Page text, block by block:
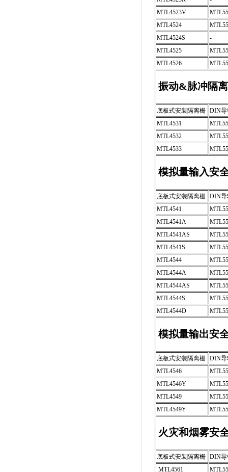
MTL4523V
MTL4524
MTL4524S
-
MTL4525
MTL4526
振动&脉冲隔
底板式安装隔离栅 DIN导
MTL4531
MTL4532
MTL4533
模拟量输入安
底板式安装隔离栅 DIN导
MTL4541
MTL4541A
MTL4541AS
MTL4541S
MTL4544
MTL4544A
MTL4544AS
MTL4544S
MTL4544D
模拟量输出安
底板式安装隔离栅 DIN导
MTL4546
MTL4546Y
MTL4549
MTL4549Y
火灾和烟雾安
底板式安装隔离栅 DIN导
MTL4561